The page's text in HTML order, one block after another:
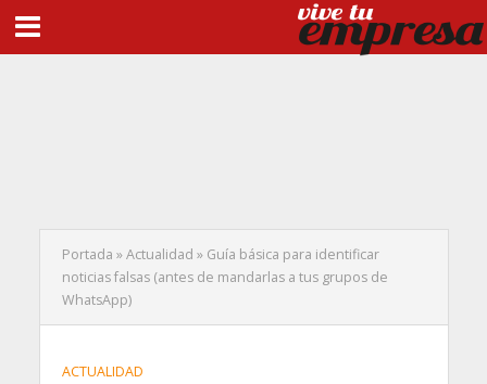
Portada »Actualidad » Guía básica para identificar
noticias falsas (antes de mandarlas a tus grupos de
WhatsApp)
ACTUALIDAD